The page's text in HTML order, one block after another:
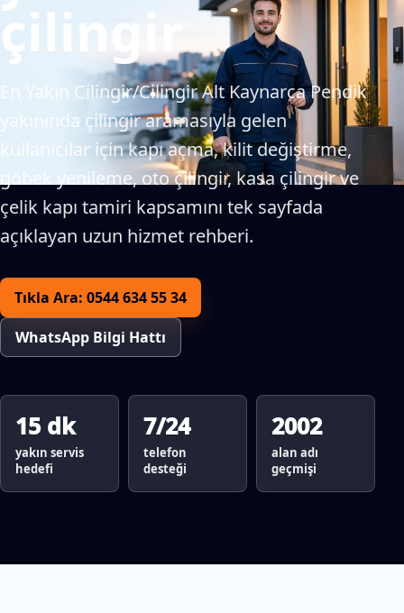
çilingir
En Yakin Cilingir/Cilingir Alt Kaynarca Pendik
yakınında çilingir aramasıyla gelen
kullanıcılar için kapı açma, kilit değiştirme,
göbek yenileme, oto çilingir, kasa çilingir ve
çelik kapı tamiri kapsamını tek sayfada
açıklayan uzun hizmet rehberi.
Tıkla Ara: 0544 634 55 34
WhatsApp Bilgi Hattı
15 dk
yakın servis
hedefi
7/24
telefon
desteği
2002
alan adı
geçmişi